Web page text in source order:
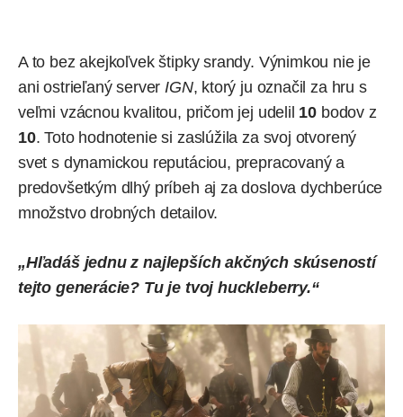
A to bez akejkoľvek štipky srandy. Výnimkou nie je
ani ostrieľaný serverIGN, ktorý ju označil za hru s
veľmi vzácnou kvalitou, pričom jej udelil 10 bodov z
10. Toto hodnotenie si zaslúžila za svoj otvorený
svet s dynamickou reputáciou, prepracovaný a
predovšetkým dlhý príbeh aj za doslova dychberúce
množstvo drobných detailov.
„Hľadáš jednu z najlepších akčných skúseností
tejto generácie? Tu je tvoj huckleberry.“